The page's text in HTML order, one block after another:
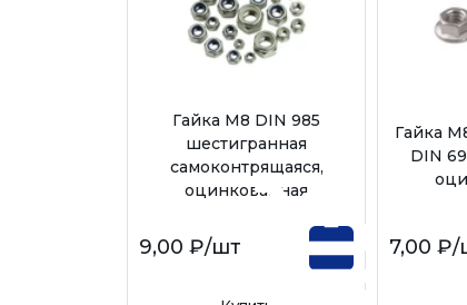
Гайка М8 DIN 985
шестигранная
самоконтрящаяся,
оцинкованная
9,00 ₽/шт
Гайка
DIN
7,00 ₽/